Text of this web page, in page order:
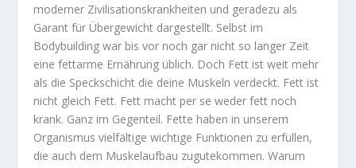
moderner Zivilisationskrankheiten und geradezu als
Garant für Übergewicht dargestellt. Selbst im
Bodybuilding war bis vor noch gar nicht so langer Zeit
eine fettarme Ernährung üblich. Doch Fett ist weit mehr
als die Speckschicht die deine Muskeln verdeckt. Fett ist
nicht gleich Fett. Fett macht per se weder fett noch
krank. Ganz im Gegenteil. Fette haben in unserem
Organismus vielfältige wichtige Funktionen zu erfüllen,
die auch dem Muskelaufbau zugutekommen. Warum